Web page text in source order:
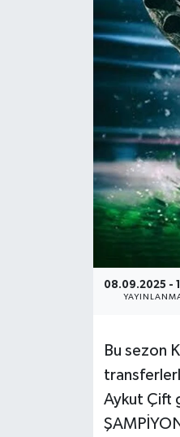
08.09.2025 -
Bu sezon
Aykut Çift
Haber İlanlar
Kültür-Sanat
Resmi İlanlar
Teknoloji